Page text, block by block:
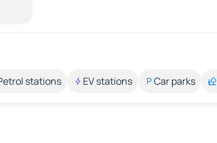
stations EV stations Car parks